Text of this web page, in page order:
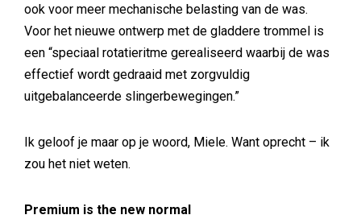
ook voor meer mechanische belasting van de was.
Voor het nieuwe ontwerp met de gladdere trommel is
een “speciaal rotatieritme gerealiseerd waarbij de was
effectief wordt gedraaid met zorgvuldig
uitgebalanceerde slingerbewegingen.”
Ik geloof je maar op je woord, Miele. Want oprecht – ik
zou het niet weten.
Premium is the new normal